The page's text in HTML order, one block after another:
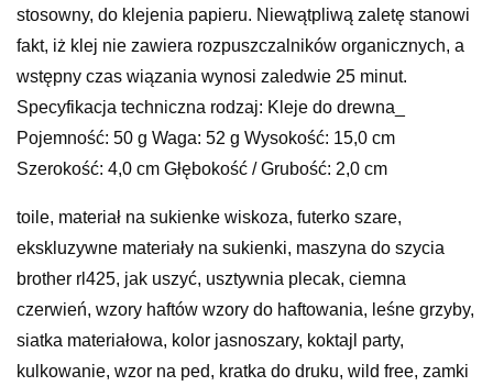
stosowny, do klejenia papieru. Niewątpliwą zaletę stanowi
fakt, iż klej nie zawiera rozpuszczalników organicznych, a
wstępny czas wiązania wynosi zaledwie 25 minut.
Specyfikacja techniczna rodzaj: Kleje do drewna_
Pojemność: 50 g Waga: 52 g Wysokość: 15,0 cm
Szerokość: 4,0 cm Głębokość / Grubość: 2,0 cm
toile, materiał na sukienke wiskoza, futerko szare,
ekskluzywne materiały na sukienki, maszyna do szycia
brother rl425, jak uszyć, usztywnia plecak, ciemna
czerwień, wzory haftów wzory do haftowania, leśne grzyby,
siatka materiałowa, kolor jasnoszary, koktajl party,
kulkowanie, wzor na ped, kratka do druku, wild free, zamki